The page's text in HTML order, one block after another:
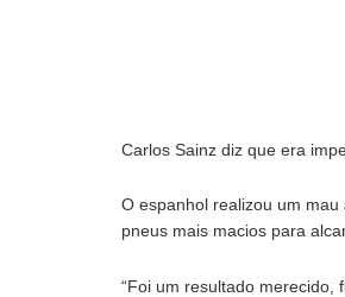
Carlos Sainz diz que era
O espanhol realizou um
pneus mais macios para
“Foi um resultado merecido,